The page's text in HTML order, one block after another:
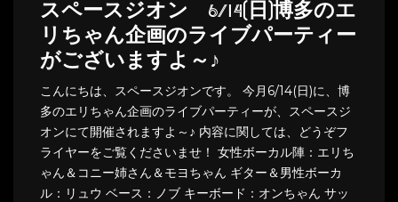
スペースジオン 6/14(日)博多のエ
リちゃん企画のライブパーティー
がございますよ～♪
こんにちは、スペースジオンです。 今月6/14(日)に、博
多のエリちゃん企画のライブパーティーが、スペースジ
オンにて開催されますよ～♪ 内容に関しては、どうぞフ
ライヤーをご覧くださいませ！ 女性ボーカル陣：エリち
ゃん＆コニー姉さん＆モヨちゃん ギター＆男性ボーカ
ル：リュウ ベース：ノブ キーボード：オンちゃん サッ